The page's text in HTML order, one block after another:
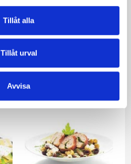
Tillåt alla
Tillåt urval
AvvisaPersikokyckling